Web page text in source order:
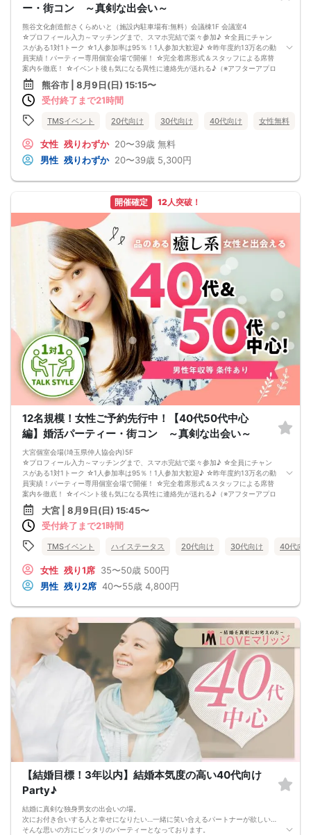
最大催行人数：ご予約人数18名程度
・飲食について
当イベントにおいて飲食の提供はございません。
・保証制度について
直前のキャンセル等により上記の最少催行人数を下回った場合、参加費を全額返
金し、無償での開催を行います。
ー・街コン ～真剣な出会い～
熊谷文化創造館さくらめいと（施設内駐車場有:無料）会議棟1F 会議室4
☆プロフィール入力～マッチングまで、スマホ完結で楽々参加♪ ☆全員にチャン
スがある1対1トーク ☆1人参加率は95％！1人参加大歓迎♪ ☆昨年度約13万名の動
員実績！パーティー専用個室会場で開催！ ☆完全着席形式＆スタッフによる席替
案内を徹底！ ☆イベント後も気になる異性に連絡先が送れる♪（※アフターアプロ
ーチ機能） スタッフの進行で全員の方とお話できるので、フリータイムで放置さ
れて人気の方と一度もお話できずに気が付いたらイベント終了・・・ということ
は一切ありません！ 【持ち物について】 ・ご本人様確認書類（無い場合はキャン
ホ （こちらのパーティーはスマホを使用したパーティーになります。システムの
お釣銭がでないようご用意いただけますと幸いです。 【ご参加前にご確認くださ
い】 ・Wi-Fiの用意はありませんので、ネット環境が万全でない場合にはご参加い
ただけません。 ・充電器の貸し出しは行っておりません。 【ご来場に際して】
時間に間に合うよう、必ず余裕をもったご来場をお願いいたします。 ※集客状況
更されませんのでご安心ください。
熊谷市 | 8月9日(日) 15:15〜
受付終了まで21時間
TMSイベント 20代向け 30代向け 40代向け 女性無料
女性 残りわずか 20〜39歳 無料
男性 残りわずか 20〜39歳 5,300円
開催確定 12人突破！
12名規模！女性ご予約先行中！【40代50代中心
編】婚活パーティー・街コン ～真剣な出会い～
大宮個室会場(埼玉県仲人協会内)5F
☆プロフィール入力～マッチングまで、スマホ完結で楽々参加♪ ☆全員にチャン
スがある1対1トーク ☆1人参加率は95％！1人参加大歓迎♪ ☆昨年度約13万名の動
員実績！パーティー専用個室会場で開催！ ☆完全着席形式＆スタッフによる席替
案内を徹底！ ☆イベント後も気になる異性に連絡先が送れる♪（※アフターアプロ
ーチ機能） スタッフの進行で全員の方とお話できるので、フリータイムで放置さ
れて人気の方と一度もお話できずに気が付いたらイベント終了・・・ということ
は一切ありません！ 【持ち物について】 ・ご本人様確認書類（無い場合はキャン
ホ （こちらのパーティーはスマホを使用したパーティーになります。システムの
お釣銭がでないようご用意いただけますと幸いです。 【ご参加前にご確認くださ
い】 ・Wi-Fiの用意はありませんので、ネット環境が万全でない場合にはご参加い
ただけません。 ・充電器の貸し出しは行っておりません。 【ご来場に際して】
時間に間に合うよう、必ず余裕をもったご来場をお願いいたします。 ※集客状況
に応じてサムネイル等が変更になる場合がございます。 参加年齢と参加条件は変
更されませんのでご安心ください。
大宮 | 8月9日(日) 15:45〜
受付終了まで21時間
TMSイベント ハイステータス 20代向け 30代向け 40代向
女性 残り1席 35〜50歳 500円
男性 残り2席 40〜55歳 4,800円
【結婚目標！3年以内】結婚本気度の高い40代向け
Party♪
結婚に真剣な独身男女の出会いの場。
次にお付き合いする人と幸せになりたい…一緒に笑い合えるパートナーが欲しい…
そんな思いの方にピッタリのパーティーとなっております。